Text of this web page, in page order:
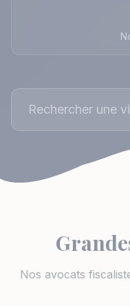
Nos avocats